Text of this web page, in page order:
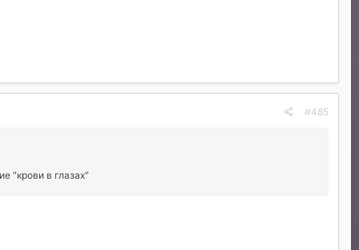
#485
"крови в глазах"